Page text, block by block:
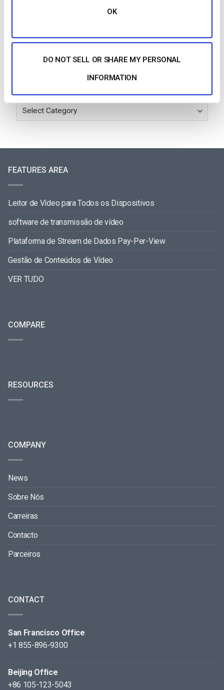
OK
DO NOT SELL OR SHARE MY PERSONAL
INFORMATION
FEATURES AREA
Leitor de Vídeo para Todos os Dispositivos
software de transmissão de vídeo
Plataforma de Stream de Dados Pay-Per-View
Gestão de Conteúdos de Vídeo
VER TUDO
COMPARE
RESOURCES
COMPANY
News
Sobre Nós
Carreiras
Contacto
Parceiros
CONTACT
San Francisco Office
+1 855-896-9300
Beijing Office
+86 105-123-5043